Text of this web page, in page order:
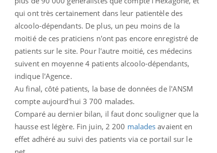
qui ont très certainement dans leur patientèle des
alcoolo-dépendants. De plus, un peu moins de la
moitié de ces praticiens n'ont pas encore enregistré de
patients sur le site. Pour l'autre moitié, ces médecins
suivent en moyenne 4 patients alcoolo-dépendants,
indique l'Agence.
Au final, côté patients, la base de données de l'ANSM
compte aujourd'hui 3 700 malades.
Comparé au dernier bilan, il faut donc souligner que la
hausse est légère. Fin juin, 2 200 malades avaient en
effet adhéré au suivi des patients via ce portail sur le